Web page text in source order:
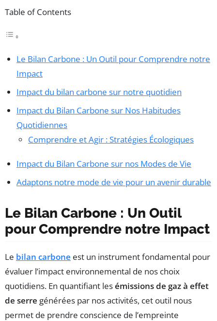
Table of Contents
Le Bilan Carbone : Un Outil pour Comprendre notre
Impact
Impact du bilan carbone sur notre quotidien
Impact du Bilan Carbone sur Nos Habitudes
Quotidiennes
Comprendre et Agir : Stratégies Écologiques
Impact du Bilan Carbone sur nos Modes de Vie
Adaptons notre mode de vie pour un avenir durable
Le Bilan Carbone : Un Outil
pour Comprendre notre Impact
Le bilan carbone est un instrument fondamental pour
évaluer l’impact environnemental de nos choix
quotidiens. En quantifiant lesémissions de gaz à effet
de serre générées par nos activités, cet outil nous
permet de prendre conscience de l’empreinte